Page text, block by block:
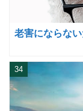
老害にならな
34